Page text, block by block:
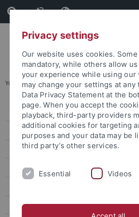
Skip
to
content
Skip
to
footer
You are here: Startseite ... ERASMUS+
Forschungsförderung
DFG-Programme
Europäische Forschungsförderung
COST
Interreg
Privacy settings
Our website uses cookies.
mandatory, while others allow
your experience while using our
may change your settings at any
Data Privacy Statement at the
page. When you accept the
playback, third-party providers
additional cookies for targeting
purposes and your data may be
third party’s other services.
Essential Videos